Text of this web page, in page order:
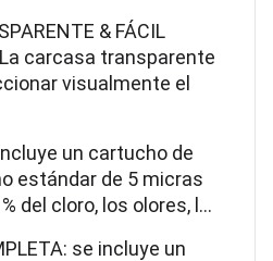
& FÁCIL
carcasa transparente
visualmente el
incluye un cartucho de
estándar de 5 micras
del cloro, los olores, l…
se incluye un